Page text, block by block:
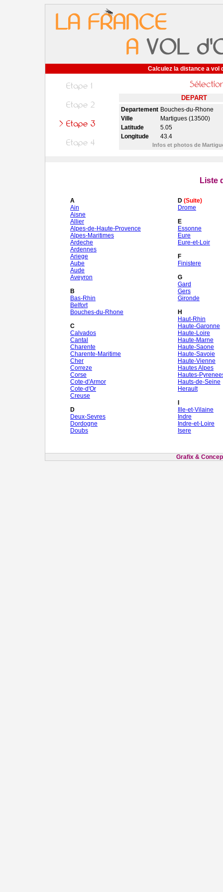
Calculez la distance a vol
DEPART
Departement Bouches-du-Rhone
Ville
Martigues (13500)
Latitude
5.05
Longitude
43.4
Infos et photos de
Liste
A
Ain
Aisne
Allier
Alpes-de-Haute-Provence
Alpes-Maritimes
Ardeche
Ardennes
Ariege
Aube
Aude
Aveyron
B
Bas-Rhin
Belfort
Bouches-du-Rhone
C
Calvados
Cantal
Charente
Charente-Maritime
Cher
Correze
Corse
Cote-d'Armor
Cote-d'Or
Creuse
D
Deux-Sevres
Dordogne
Doubs
D (Suite)
Drome
E
Essonne
Eure
Eure-et-Loir
F
Finistere
G
Gard
Gers
Gironde
H
Haut-Rhin
Haute-Garonne
Haute-Loire
Haute-Marne
Haute-Saone
Haute-Savoie
Haute-Vienne
Hautes Alpes
Hautes-
Hauts-de-Seine
Herault
Ille-et-Vilaine
Indre
Indre-et-Loire
Isere
Grafix &